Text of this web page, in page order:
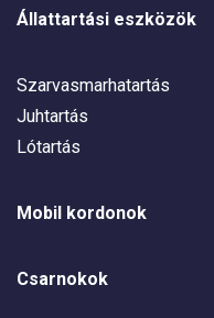
Állattartási eszközök
Szarvasmarhatartás
Juhtartás
Lótartás
Mobil kordonok
Csarnokok